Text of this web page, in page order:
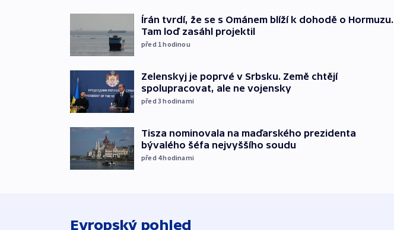
Írán tvrdí, že se s Ománem blíží k dohodě o Hormuzu.
Tam loď zasáhl projektil
před 1hodinou
Zelenskyj je poprvé v Srbsku. Země chtějí
spolupracovat, ale ne vojensky
před 3hodinami
Tisza nominovala na maďarského prezidenta
bývalého šéfa nejvyššího soudu
před 4hodinami
Evropský pohled